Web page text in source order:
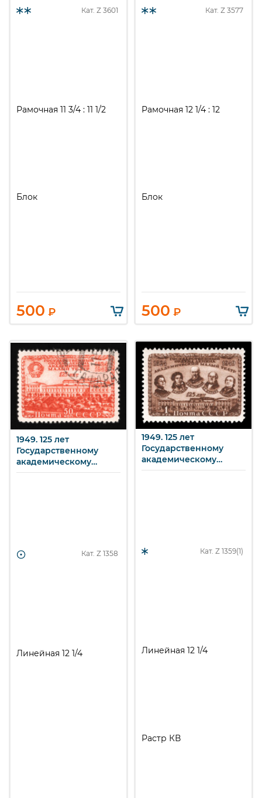
Кат. Z 3601
Рамочная 11 3/4 : 11 1/2
Блок
500 ₽
Кат. Z 3577
Рамочная 12 1/4 : 12
Блок
500 ₽
1949. 125 лет
Государственному
академическому
Малому театру. Здание
Кат. Z 1358
Линейная 12 1/4
1949. 125 лет
Государственному
академическому
Малому театру. Актеры
Кат. Z 1359(1)
Линейная 12 1/4
Растр КВ